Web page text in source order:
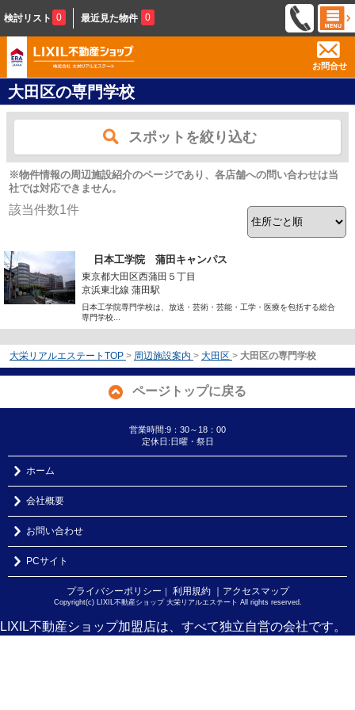
検討リスト 0 最近見た物件 0
お問合せ
大田区の専門学校
スポットを絞り込む
※物件情報の周辺施設紹介のページであり、各店舗への問い合わせは当
社では対応できません。
該当件数1件
日本工学院 蒲田キャンパス
東京都大田区西蒲田５丁目
京浜東北線 蒲田駅
日本工学院専門学校は、放送・芸術・芸能・工学・医療を包括する総合
専門学校...
大栄リアルエステートTOP > 周辺施設案内 > 大田区 > 大田区の専門学校
ページトップに戻る
営業時間:9：30～18：00
定休日:日曜・祭日
ホーム
会社概要
お問い合わせ
PCサイト
プライバシーポリシー ｜ 利用規約 ｜アクセスマップ
Copyright(c) LIXIL不動産ショップ 大栄リアルエステート All rights reserved.
LIXIL不動産ショップ加盟店は、すべて独立自営の会社です。